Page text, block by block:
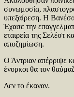
συνωμοσία,
υπεξαίρεση. Η
Έχασε την
εταιρεία της Σελέστ
αποζημίωση.
Ο Άντριαν απέρριψε
ένορκοι θα τον
Δεν το έκαναν.